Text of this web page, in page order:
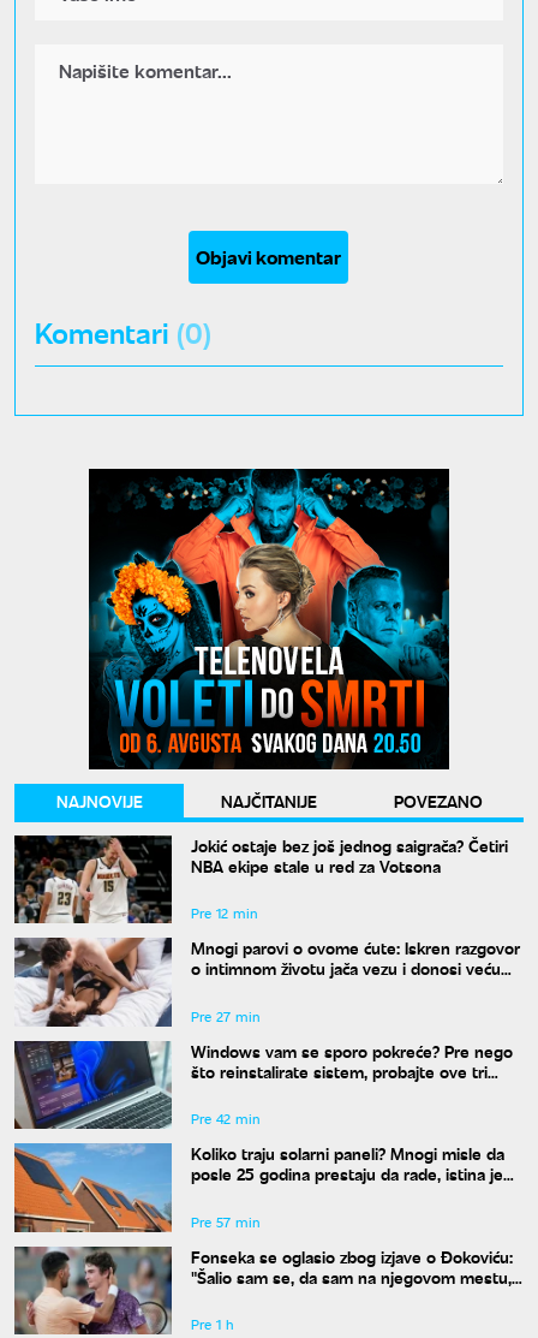
Objavi komentar
Komentari (0)
NAJNOVIJE NAJČITANIJE
POVEZANO
Jokić ostaje bez još jednog saigrača? Četiri
NBA ekipe stale u red za Votsona
Pre 12 min
Mnogi parovi o ovome ćute: Iskren razgovor
o intimnom životu jača vezu i donosi veću
Pre 27 min
Windows vam se sporo pokreće? Pre nego
što reinstalirate sistem, probajte ove tri
Pre 42 min
Koliko traju solarni paneli? Mnogi misle da
posle 25 godina prestaju da rade, istina je
Pre 57 min
Fonseka se oglasio zbog izjave o Đokoviću:
"Šalio sam se, da sam na njegovom mestu,
Pre 1 h